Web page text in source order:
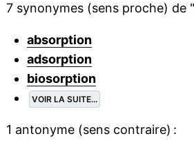
7 synonymes (sens proche) de "
absorption
adsorption
biosorption
VOIR LA SUITE...
1 antonyme (sens contraire) :